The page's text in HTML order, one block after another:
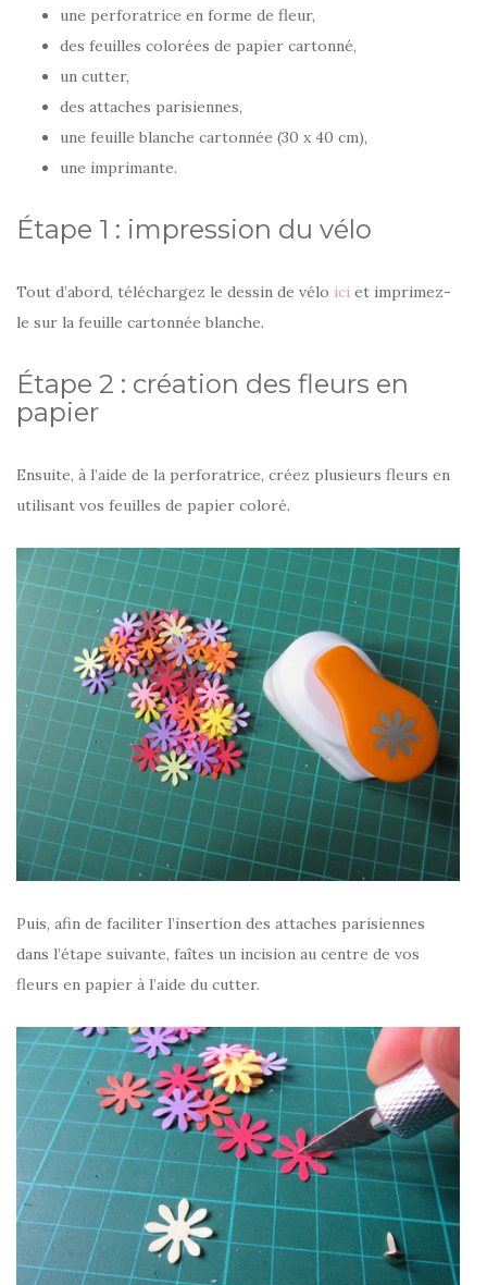
une perforatrice en forme de fleur,
des feuilles colorées de papier cartonné,
un cutter,
des attaches parisiennes,
une feuille blanche cartonnée (30 x 40 cm),
une imprimante.
Étape 1 : impression du vélo
Tout d’abord, téléchargez le dessin de vélo ici et imprimez-
le sur la feuille cartonnée blanche.
Étape 2 : création des fleurs en
papier
Ensuite, à l’aide de la perforatrice, créez plusieurs fleurs en
utilisant vos feuilles de papier coloré.
Puis, afin de faciliter l’insertion des attaches parisiennes
dans l’étape suivante, faîtes un incision au centre de vos
fleurs en papier à l’aide du cutter.